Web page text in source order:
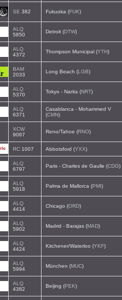
SE 382 Fukuoka (FUK)
ALQ
5850
Detroit (DTW)
ALQ
4372
Thompson Municipal (YTH)
BAM
2033
Long Beach (LGB)
ALQ
5370
Tokyo - Narita (NRT)
ALQ
6371
Casablanca - Mohammed V
(CMN)
XCW
9067
Reno/Tahoe (RNO)
RC 1007 Abbotsford (YXX)
ALQ
6797
Paris - Charles de Gaulle (CDG)
ALQ
5918
Palma de Mallorca (PMI)
ALQ
4414
Chicago (ORD)
ALQ
5902
Madrid - Barajas (MAD)
ALQ
4424
Kitchener/Waterloo (YKF)
ALQ
5994
München (MUC)
ALQ
4382
Beijing (PEK)